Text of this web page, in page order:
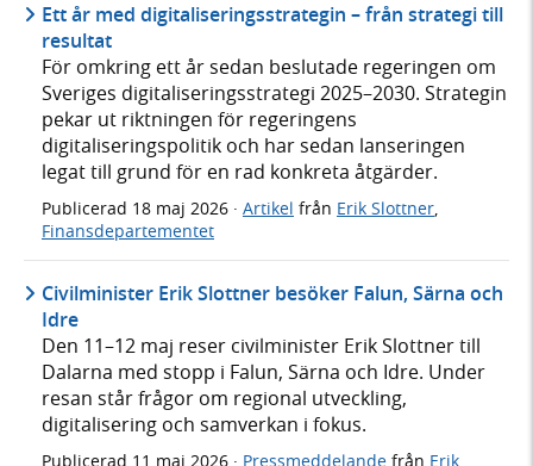
Ett år med digitaliseringsstrategin – från strategi till
resultat
För omkring ett år sedan beslutade regeringen om
Sveriges digitaliseringsstrategi 2025–2030. Strategin
pekar ut riktningen för regeringens
digitaliseringspolitik och har sedan lanseringen
legat till grund för en rad konkreta åtgärder.
Publicerad 18 maj 2026 · Artikel från Erik Slottner,
Finansdepartementet
Civilminister Erik Slottner besöker Falun, Särna och
Idre
Den 11–12 maj reser civilminister Erik Slottner till
Dalarna med stopp i Falun, Särna och Idre. Under
resan står frågor om regional utveckling,
digitalisering och samverkan i fokus.
Publicerad 11 maj 2026 · Pressmeddelande från Erik